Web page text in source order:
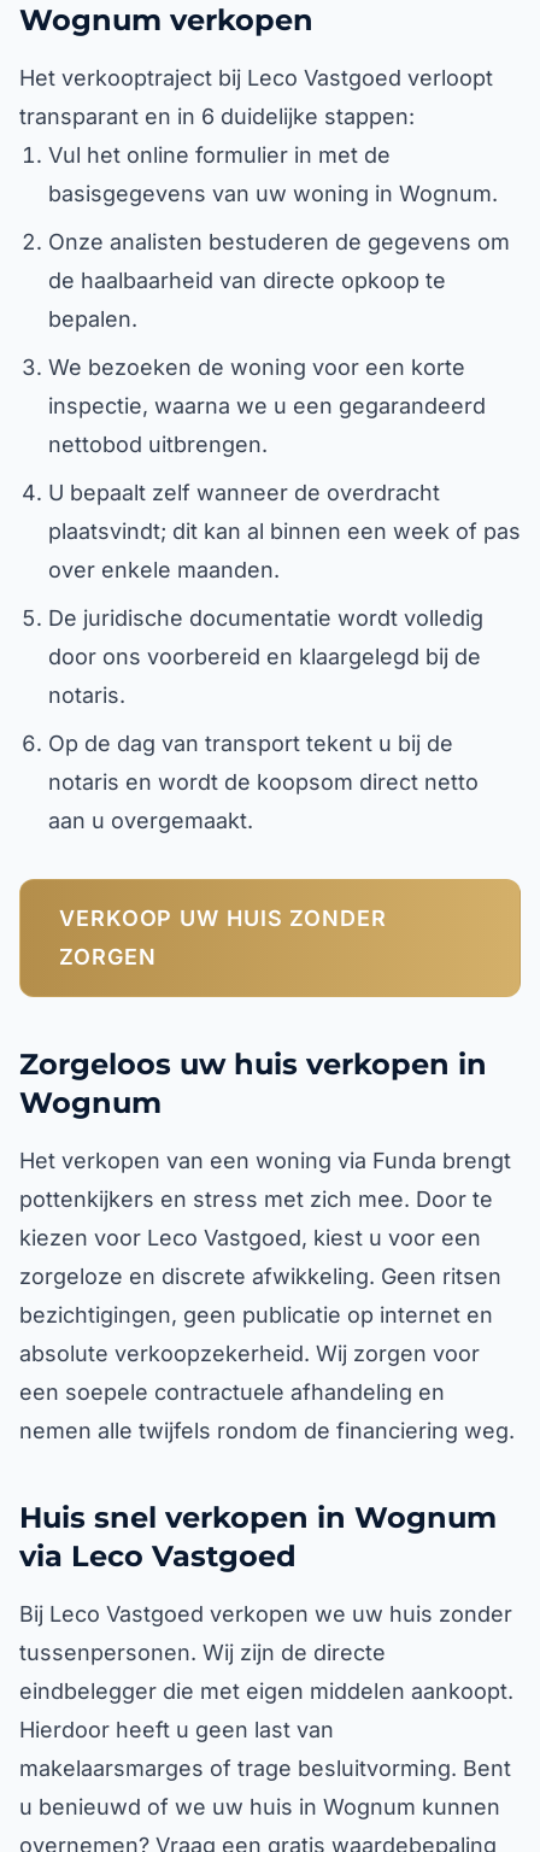
Wognum verkopen
Het verkooptraject bij Leco Vastgoed verloopt
transparant en in 6 duidelijke stappen:
Vul het online formulier in met de
basisgegevens van uw woning in Wognum.
Onze analisten bestuderen de gegevens om
de haalbaarheid van directe opkoop te
bepalen.
We bezoeken de woning voor een korte
inspectie, waarna we u een gegarandeerd
nettobod uitbrengen.
U bepaalt zelf wanneer de overdracht
plaatsvindt; dit kan al binnen een week of pas
over enkele maanden.
De juridische documentatie wordt volledig
door ons voorbereid en klaargelegd bij de
notaris.
Op de dag van transport tekent u bij de
notaris en wordt de koopsom direct netto
aan u overgemaakt.
VERKOOP UW HUIS ZONDER
ZORGEN
Zorgeloos uw huis verkopen in
Wognum
Het verkopen van een woning via Funda brengt
pottenkijkers en stress met zich mee. Door te
kiezen voor Leco Vastgoed, kiest u voor een
zorgeloze en discrete afwikkeling. Geen ritsen
bezichtigingen, geen publicatie op internet en
absolute verkoopzekerheid. Wij zorgen voor
een soepele contractuele afhandeling en
nemen alle twijfels rondom de financiering weg.
Huis snel verkopen in Wognum
via Leco Vastgoed
Bij Leco Vastgoed verkopen we uw huis zonder
tussenpersonen. Wij zijn de directe
eindbelegger die met eigen middelen aankoopt.
Hierdoor heeft u geen last van
makelaarsmarges of trage besluitvorming. Bent
u benieuwd of we uw huis in Wognum kunnen
overnemen? Vraag een gratis waardebepaling